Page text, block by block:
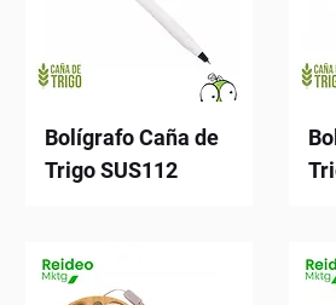
Bolígrafo Caña de
Trigo SUS112